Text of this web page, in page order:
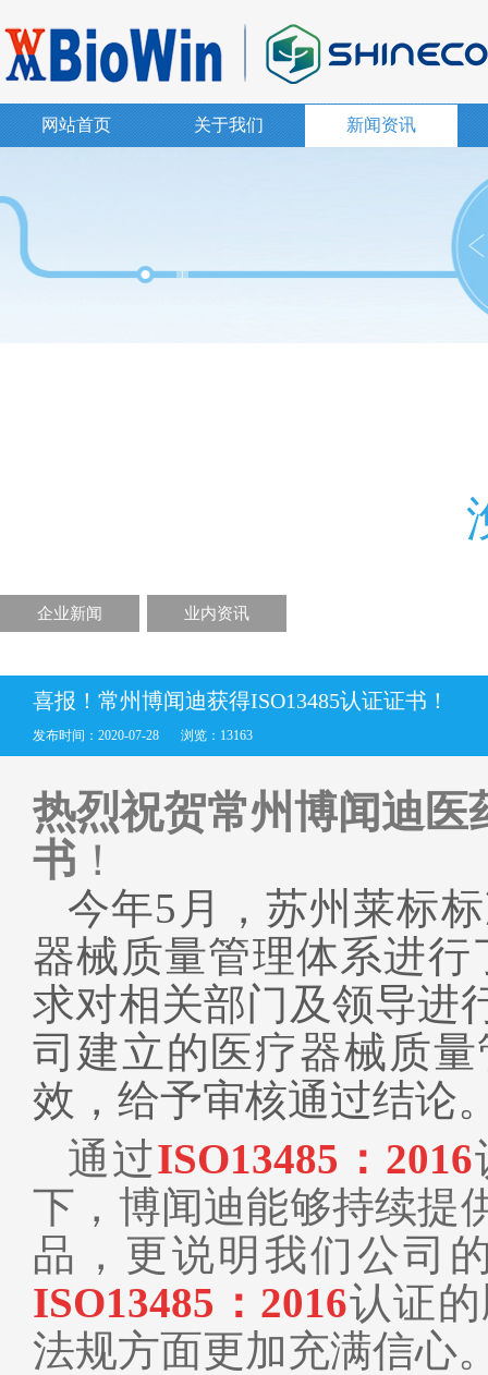
网站首页 关于我们 新闻资讯
企业新闻 业内资讯
喜报！常州博闻迪获得ISO13485认证证书！
发布时间：2020-07-28 浏览：13163
热烈祝贺常州博闻迪医
书 ！
今年5月，苏州莱标
器械质量管理体系进行
求对相关部门及领导进
司建立的医疗器械质
效，给予审核通过结论
通过ISO13485：2016
下， 博闻迪能够持续提
品，更说明我们公司
ISO13485：2016认证
法规方面更加充满信心